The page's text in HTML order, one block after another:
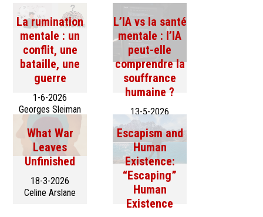
La rumination
mentale : un
conflit, une
bataille, une
guerre
1-6-2026
Georges Sleiman
L’IA vs la santé
mentale : l’IA
peut-elle
comprendre la
souffrance
humaine ?
13-5-2026
Maribelle Kfoury
What War
Leaves
Unfinished
18-3-2026
Celine Arslane
Escapism and
Human
Existence:
“Escaping”
Human
Existence